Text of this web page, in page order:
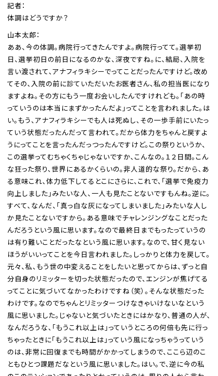
記者：
体調はどうですか？
山本太郎：
ああ、今の体調。病院行ってきたんですよ。病院行ってて。選挙初
日、選挙初日の前日になるのかな、深夜ですね。に、結局、入院を
言い渡されて、アナフィラキシーでってことだったんですけど。改め
てその、入院の前に診ていただいたお医者さん、私の担当医になり
ますよね。その方にもう一度お会いしたんですけれども。「あの時
っていうのは本当にまずかったんだよ」ってことを言われました。は
い。もう、アナフィラキシーでも人は死ぬし、その一歩手前にいたっ
ていう状態だったんだって言われて。だから体力をちゃんと戻すよ
うにってことを言ったんだっつったんですけど。この祭りというか、
この選挙ってむちゃくちゃじゃないですか、こんなの。１２日間。こん
な狂った祭り、世界にあるかくらいの。非人道的な祭り。だから、あ
る意味これ、体力低下してるとこにさらに、これで、「選挙で免疫力
向上しました」みたいな人、一人も見たことないですもんね。逆に。
すべて、なんだ、「真っ白な灰になってしまいました」みたいな人し
か見たことないですから。ある意味でチャレンジングなことだった
んだろうという風に思います。なので最終日までもったっていうの
は有り難いことだったなという風に思います。なので、甘く見ない
ほうがいいってことを今日言われました。しっかりと体力を戻して。
元々、私、もう世の中変えることをしたいと思ってからは、ずっと自
分自身のリミッターを切った状態だったので、エンジンが焦げてる
ってことに気づいてなかったわけですね（笑）。そんな状態だった
わけです。なのでちゃんとリミッターつけなきゃいけないなという
風に思いました。じゃないと気づいたときにはかなり、普通の人が、
なんだろうな、「もうこれ以上は」っていうところの何倍も先に行っ
ちゃったときに「もうこれ以上は」っていう風になっちゃうっていう
のは、非常に回復までも時間がかかってしまうので、ここら辺のこ
ともひとつ課題だなという風に思いました。はい。で、逆に今の私